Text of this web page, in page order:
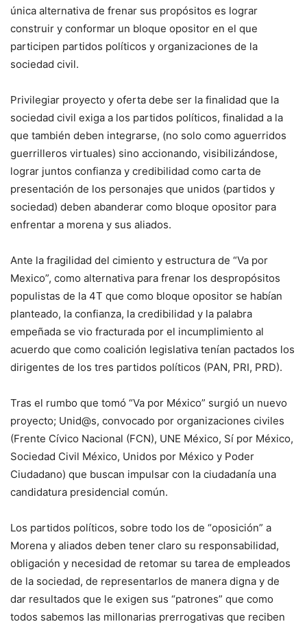
única alternativa de frenar sus propósitos es lograr
construir y conformar un bloque opositor en el que
participen partidos políticos y organizaciones de la
sociedad civil.
Privilegiar proyecto y oferta debe ser la finalidad que la
sociedad civil exiga a los partidos políticos, finalidad a la
que también deben integrarse, (no solo como aguerridos
guerrilleros virtuales) sino accionando, visibilizándose,
lograr juntos confianza y credibilidad como carta de
presentación de los personajes que unidos (partidos y
sociedad) deben abanderar como bloque opositor para
enfrentar a morena y sus aliados.
Ante la fragilidad del cimiento y estructura de “Va por
Mexico”, como alternativa para frenar los despropósitos
populistas de la 4T que como bloque opositor se habían
planteado, la confianza, la credibilidad y la palabra
empeñada se vio fracturada por el incumplimiento al
acuerdo que como coalición legislativa tenían pactados los
dirigentes de los tres partidos políticos (PAN, PRI, PRD).
Tras el rumbo que tomó “Va por México” surgió un nuevo
proyecto; Unid@s, convocado por organizaciones civiles
(Frente Cívico Nacional (FCN), UNE México, Sí por México,
Sociedad Civil México, Unidos por México y Poder
Ciudadano) que buscan impulsar con la ciudadanía una
candidatura presidencial común.
Los partidos políticos, sobre todo los de “oposición” a
Morena y aliados deben tener claro su responsabilidad,
obligación y necesidad de retomar su tarea de empleados
de la sociedad, de representarlos de manera digna y de
dar resultados que le exigen sus “patrones” que como
todos sabemos las millonarias prerrogativas que reciben